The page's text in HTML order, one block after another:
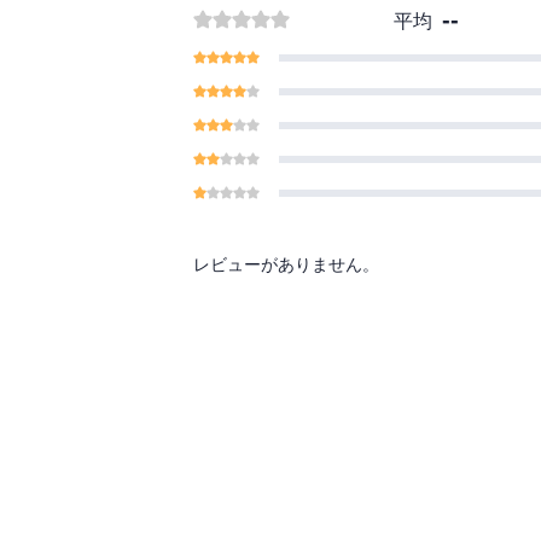
平均 --
レビューがありません。